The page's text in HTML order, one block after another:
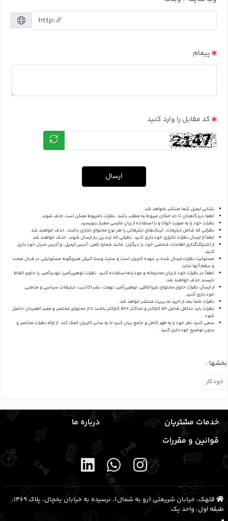
پیغام
کد مقابل را وارد کنید
ارسال
نشانی ایمیل شما منتشر نخواهد شد.
لطفا دیدگاهتان تا حد امکان مربوط به مطلب باشد. نظرات نامربوط ممکن است حذف شوند.
نظرات خود را به صورت خوانا و با استفاده از زبان فارسی معیار بنویسید.
نظراتی که شامل تبلیغات، لینک‌های تبلیغاتی یا هر نوع محتوای تجاری باشند، حذف خواهند شد.
لطفاً از ارسال نظرات تکراری خودداری کنید. نظراتی که چندین بار ارسال شوند، حذف خواهند شد.
از اشتراک‌گذاری اطلاعات شخصی خود یا دیگران، مانند شماره تلفن، آدرس ایمیل، و آدرس منزل خودداری
کنید.
مسئولیت نظرات ارسال شده بر عهده کاربران است و سایت وستا کیش هیچگونه مسئولیتی در قبال صحت
و سقم آنها ندارد.
لطفاً در نظرات خود از زبان محترمانه و مودبانه استفاده کنید. نظرات توهین‌آمیز، تهدیدآمیز، یا حاوی الفاظ
ناپسند حذف خواهند شد.
از ارسال نظرات حاوی محتوای غیراخلاقی، توهین‌آمیز، تهمت، نشر اکاذیب، تبلیغات سیاسی و مذهبی
خودداری کنید.
نظرات شما بعد از تایید مدیریت منتشر خواهد شد.
نظرات باید حداقل شامل 50 کاراکتر و حداکثر 500 کاراکتر باشند تا از محتوای مختصر و مفید اطمینان حاصل
شود.
سعی کنید نظر خود را به طور کامل و جامع بیان کنید تا به سایر کاربران کمک کند.از ارائه نظرات مختصر و
بدون توضیح خودداری کنید.
بخشها :
خودکار
خدمات مشتریان
درباره ما
قوانین و مقررات
قلهک، خیابان شریعتی (رو به شمال)، نرسیده به خیابان یخچال، پلاک ۱۴۶۹،
طبقه اول، واحد یک